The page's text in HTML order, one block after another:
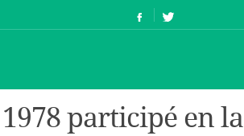
participé en la